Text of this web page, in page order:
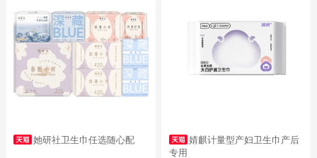
她研社卫生巾任选随心配
婧麒计量型产妇卫生巾产后
专用